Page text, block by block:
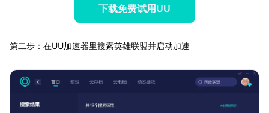
下载免费试用UU
第二步：在UU加速器里搜索英雄联盟并启动加速